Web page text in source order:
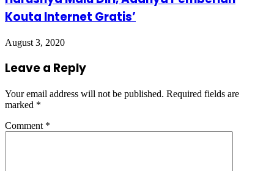
Kouta Internet Gratis’
August 3, 2020
Leave a Reply
Your email address will not be published. Required fields are
marked *
Comment *